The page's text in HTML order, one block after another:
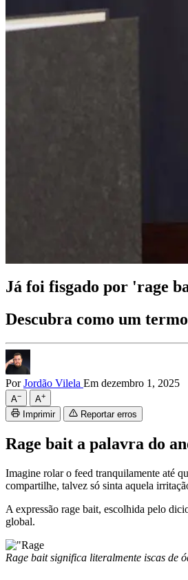
Já foi fisgado por 'rage
Descubra como um
PorJordão Vilela Em dezembro 1, 2025
A− A+
Imprimir Reportar erros
Rage bait a palavra do
Imagine rolar o feed tranquilamente até
compartilhe, talvez só sinta aquela
A expressão rage bait, escolhida pelo
global.
Rage bait significa literalmente iscas de